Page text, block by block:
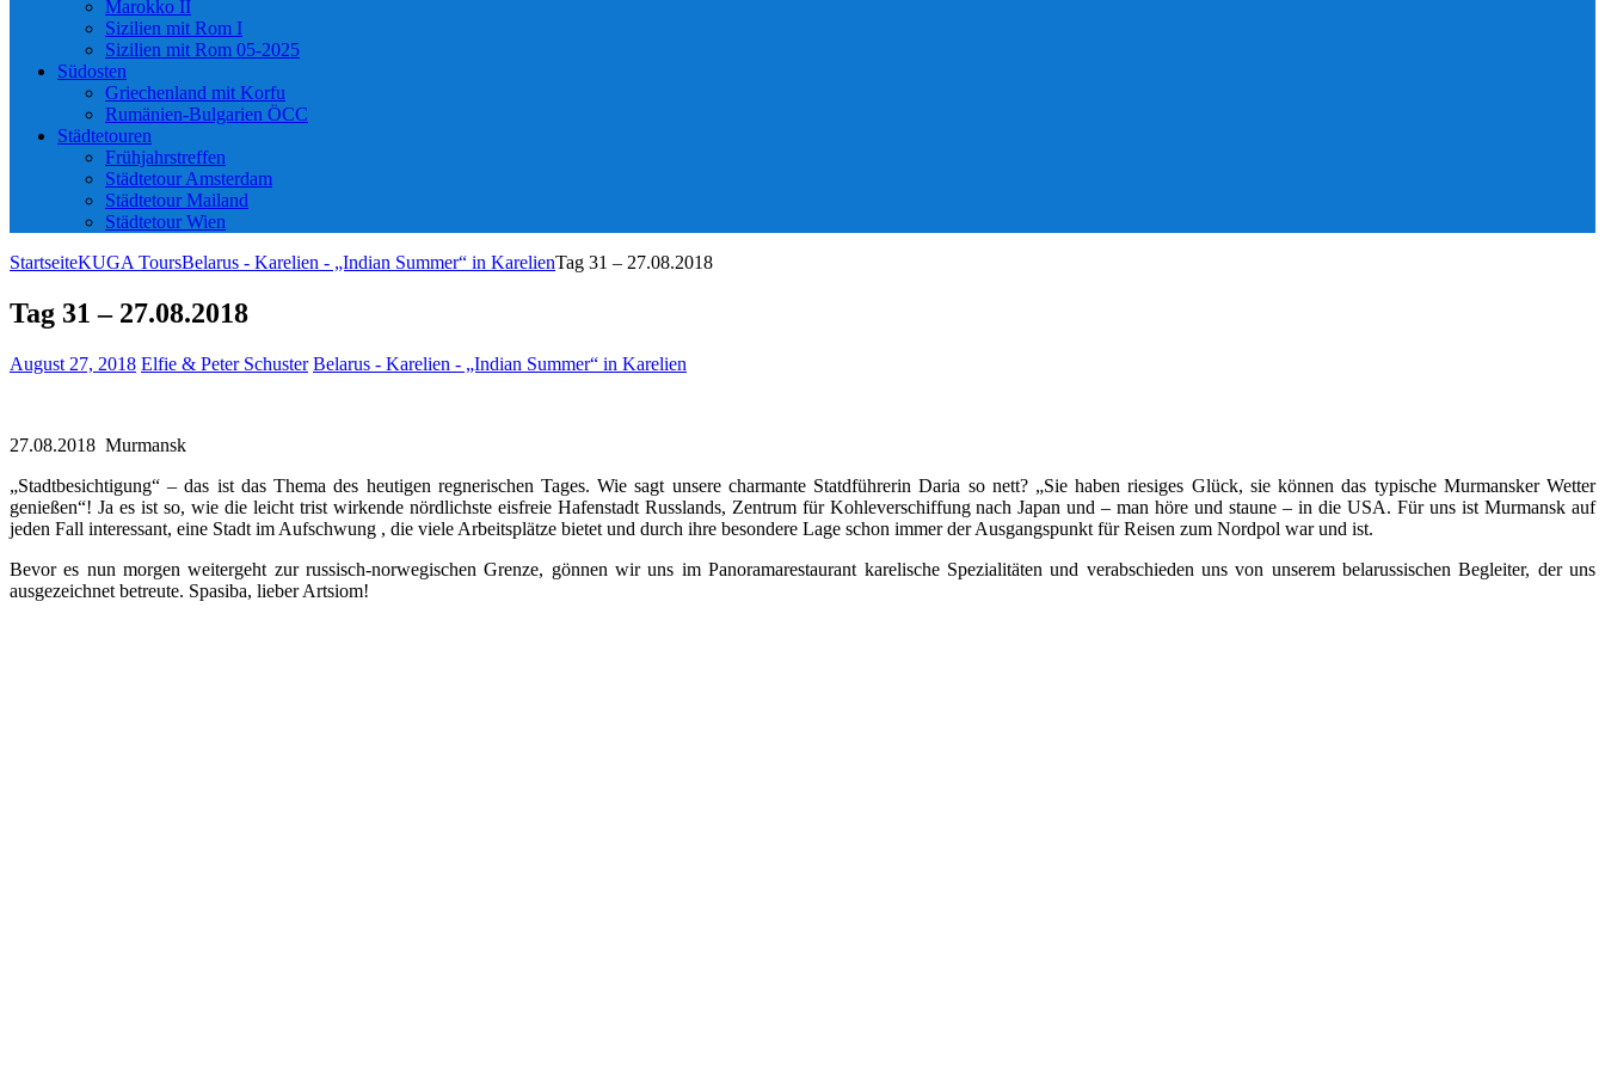
Marokko II
Sizilien mit Rom I
Sizilien mit Rom 05-2025
Südosten
Griechenland mit Korfu
Rumänien-Bulgarien ÖCC
Städtetouren
Frühjahrstreffen
Städtetour Amsterdam
Städtetour Mailand
Städtetour Wien
StartseiteKUGA ToursBelarus - Karelien - „Indian Summer“ in KarelienTag 31 – 27.08.2018
Tag 31 – 27.08.2018
August 27, 2018 Elfie & Peter Schuster Belarus - Karelien - „Indian Summer“ in Karelien
27.08.2018 Murmansk
„Stadtbesichtigung“ – das ist das Thema des heutigen regnerischen Tages. Wie sagt unsere charmante Statdführerin Daria so nett? „Sie haben riesiges Glück, sie können das typische Murmansker Wetter
genießen“! Ja es ist so, wie die leicht trist wirkende nördlichste eisfreie Hafenstadt Russlands, Zentrum für Kohleverschiffung nach Japan und – man höre und staune – in die USA. Für uns ist Murmansk auf
jeden Fall interessant, eine Stadt im Aufschwung , die viele Arbeitsplätze bietet und durch ihre besondere Lage schon immer der Ausgangspunkt für Reisen zum Nordpol war und ist.
Bevor es nun morgen weitergeht zur russisch-norwegischen Grenze, gönnen wir uns im Panoramarestaurant karelische Spezialitäten und verabschieden uns von unserem belarussischen Begleiter, der uns
ausgezeichnet betreute. Spasiba, lieber Artsiom!